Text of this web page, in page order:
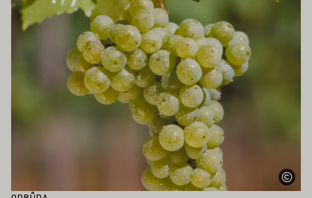
Zjistěte více